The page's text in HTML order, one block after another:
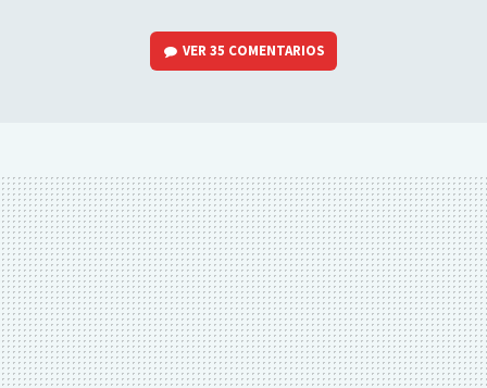
VER35 COMENTARIOS